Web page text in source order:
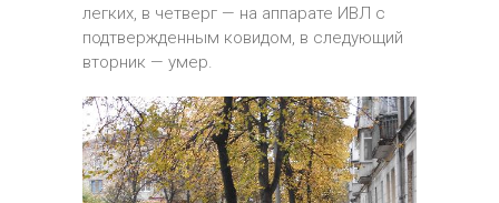
легких, в четверг — на аппарате ИВЛ с
подтвержденным ковидом, в следующий
вторник — умер.